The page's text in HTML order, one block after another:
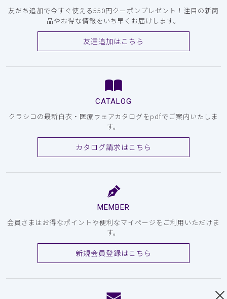
友だち追加で今すぐ使える550円クーポンプレゼント！注目の新商
品やお得な情報をいち早くお届けします。
友達追加はこちら
CATALOG
クラシコの最新白衣・医療ウェアカタログをpdfでご案内いたしま
す。
カタログ請求はこちら
MEMBER
会員さまはお得なポイントや便利なマイページをご利用いただけま
す。
新規会員登録はこちら